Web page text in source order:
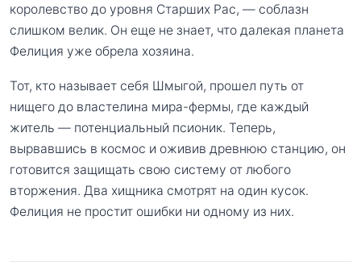
королевство до уровня Старших Рас, — соблазн
слишком велик. Он еще не знает, что далекая планета
Фелиция уже обрела хозяина.
Тот, кто называет себя Шмыгой, прошел путь от
нищего до властелина мира-фермы, где каждый
житель — потенциальный псионик. Теперь,
вырвавшись в космос и оживив древнюю станцию, он
готовится защищать свою систему от любого
вторжения. Два хищника смотрят на один кусок.
Фелиция не простит ошибки ни одному из них.